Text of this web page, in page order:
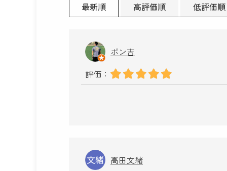
最新順 高評価順 低評価順
ポン吉
評価：
高田文緒